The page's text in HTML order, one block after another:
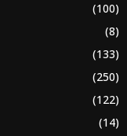
(100)
(8)
(133)
(250)
(122)
(14)